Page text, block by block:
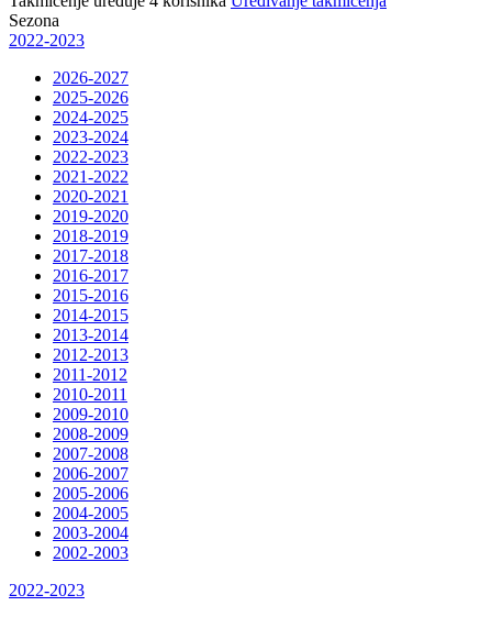
Sezona
2022-2023
2026-2027
2025-2026
2024-2025
2023-2024
2022-2023
2021-2022
2020-2021
2019-2020
2018-2019
2017-2018
2016-2017
2015-2016
2014-2015
2013-2014
2012-2013
2011-2012
2010-2011
2009-2010
2008-2009
2007-2008
2006-2007
2005-2006
2004-2005
2003-2004
2002-2003
2022-2023